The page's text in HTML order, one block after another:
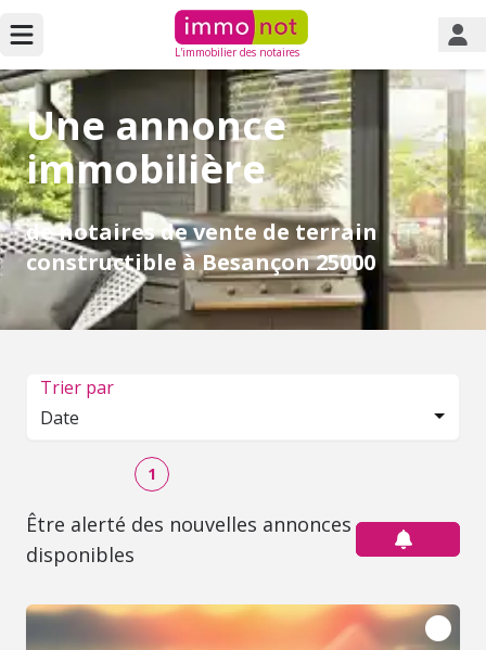
L'immobilier des notaires
Une annonce
immobilière
de notaires de vente de terrain
constructible à Besançon 25000
Trier par
Date
1
Être alerté des nouvelles annonces
disponibles